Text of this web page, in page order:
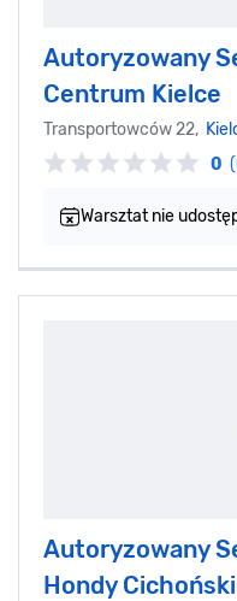
Autoryzowany
Centrum Kielce
Transportowców 22,
0
Warsztat nie
Autoryzowany
Hondy Cichoński